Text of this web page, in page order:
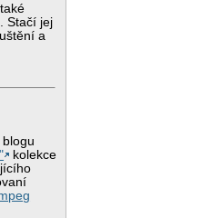
. Stačí jej
a
kolekce